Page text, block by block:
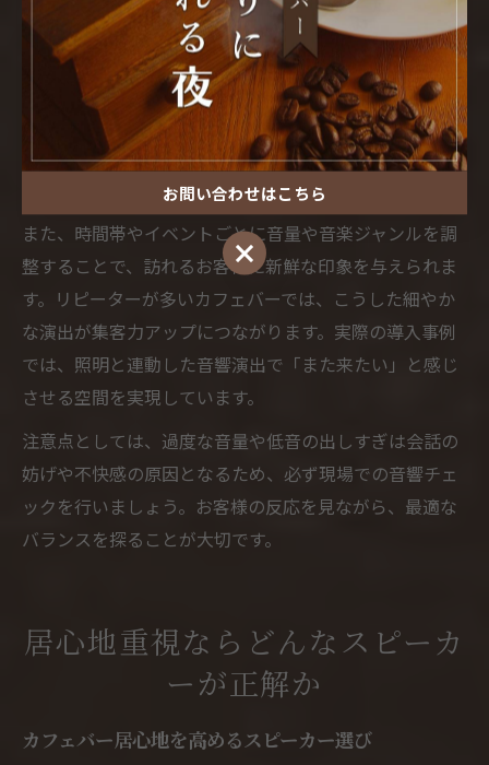
カフェバーの音響設計では、空間全体に均一に音が行き
渡るよう配置や機材選びに工夫が求められます。例え
ば、壁や天井の反射音を活用し、自然な広がりを持たせ
ることで、圧迫感のないサウンド空間を実現します。サ
ブウーファーを導入すれば、低音の迫力を加えつつ、リ
ラックスできる雰囲気作りも可能です。
また、時間帯やイベントごとに音量や音楽ジャンルを調
整することで、訪れるお客様に新鮮な印象を与えられま
す。リピーターが多いカフェバーでは、こうした細やか
な演出が集客力アップにつながります。実際の導入事例
では、照明と連動した音響演出で「また来たい」と感じ
させる空間を実現しています。
注意点としては、過度な音量や低音の出しすぎは会話の
妨げや不快感の原因となるため、必ず現場での音響チェ
ックを行いましょう。お客様の反応を見ながら、最適な
バランスを探ることが大切です。
居心地重視ならどんなスピーカ
ーが正解か
カフェバー居心地を高めるスピーカー選び
お問い合わせはこちら
お問い合わせはこちら